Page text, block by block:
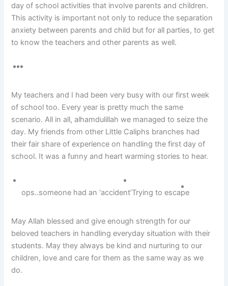
day of school activities that involve parents and children.
This activity is important not only to reduce the separation
anxiety between parents and child but for all parties, to get
to know the teachers and other parents as well.
My teachers and I had been very busy with our first week
of school too. Every year is pretty much the same
scenario. All in all, alhamdulillah we managed to seize the
day. My friends from other Little Caliphs branches had
their fair share of experience on handling the first day of
school. It was a funny and heart warming stories to hear.
ops..someone had an ‘accident’Trying to escape
May Allah blessed and give enough strength for our
beloved teachers in handling everyday situation with their
students. May they always be kind and nurturing to our
children, love and care for them as the same way as we
do.